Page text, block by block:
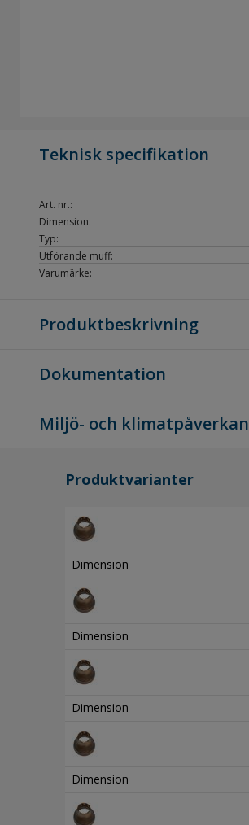
Teknisk specifikation
Art. nr.:
Dimension:
Typ:
Utförande muff:
Varumärke:
Produktbeskrivning
Dokumentation
Miljö- och klimatpåverkan
Produktvarianter
Dimension
Dimension
Dimension
Dimension